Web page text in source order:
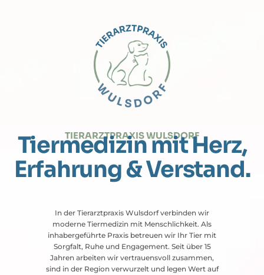
TIERARZTPRAXIS WULSDORF
Tiermedizin mit Herz,
Erfahrung & Verstand.
In der Tierarztpraxis Wulsdorf verbinden wir
moderne Tiermedizin mit Menschlichkeit. Als
inhabergeführte Praxis betreuen wir Ihr Tier mit
Sorgfalt, Ruhe und Engagement. Seit über 15
Jahren arbeiten wir vertrauensvoll zusammen,
sind in der Region verwurzelt und legen Wert auf